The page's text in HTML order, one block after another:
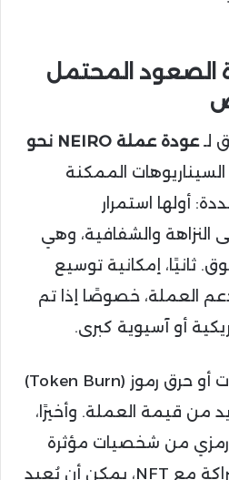
الصعود المحتمل
لـ
عودة عملة NEIRO نحو
السيناريوهات الممكنة
أولها استمرار
النزاهة والشفافية، وهي
ثانيًا، إمكانية توسيع
العملة، خصوصًا إذا تم
أو آسيوية كبرى.
ثالثًا، تطوير نظام مكافآت أو حرق رموز (Token Burn)
من قيمة العملة. وأخيرًا،
رمزي من شخصيات مؤثرة
مثل إيلون ماسك، أو شراكة مع NFT، يمكن أن يُعيد